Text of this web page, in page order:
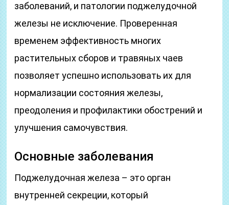
заболеваний, и патологии поджелудочной
железы не исключение. Проверенная
временем эффективность многих
растительных сборов и травяных чаев
позволяет успешно использовать их для
нормализации состояния железы,
преодоления и профилактики обострений и
улучшения самочувствия.
Основные заболевания
Поджелудочная железа – это орган
внутренней секреции, который